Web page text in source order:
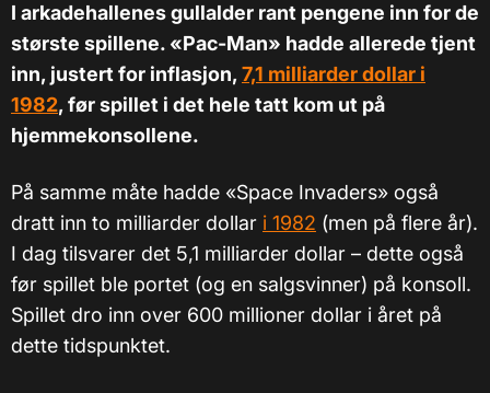
I arkadehallenes gullalder rant pengene inn for de
største spillene. «Pac-Man» hadde allerede tjent
inn, justert for inflasjon, 7,1 milliarder dollar i
1982, før spillet i det hele tatt kom ut på
hjemmekonsollene.
På samme måte hadde «Space Invaders» også
dratt inn to milliarder dollar i 1982 (men på flere år).
I dag tilsvarer det 5,1 milliarder dollar – dette også
før spillet ble portet (og en salgsvinner) på konsoll.
Spillet dro inn over 600 millioner dollar i året på
dette tidspunktet.